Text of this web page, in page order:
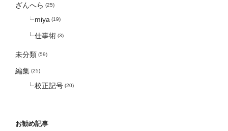
ざんへら (25)
miya (19)
仕事術 (3)
未分類 (59)
編集 (25)
校正記号 (20)
お勧め記事